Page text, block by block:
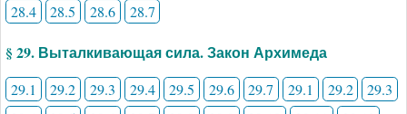
28.4
28.5 28.6 28.7
§ 29. Выталкивающая сила. Закон Архимеда
29.1 29.2 29.3 29.4 29.5 29.6 29.7 29.1 29.2
29.3